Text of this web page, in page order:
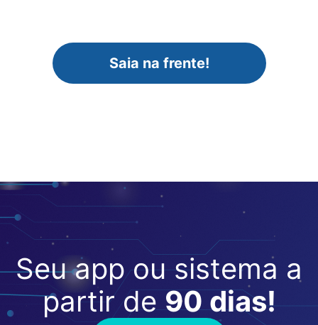
Saia na frente!
Seu app ou sistema a
partir de90 dias!